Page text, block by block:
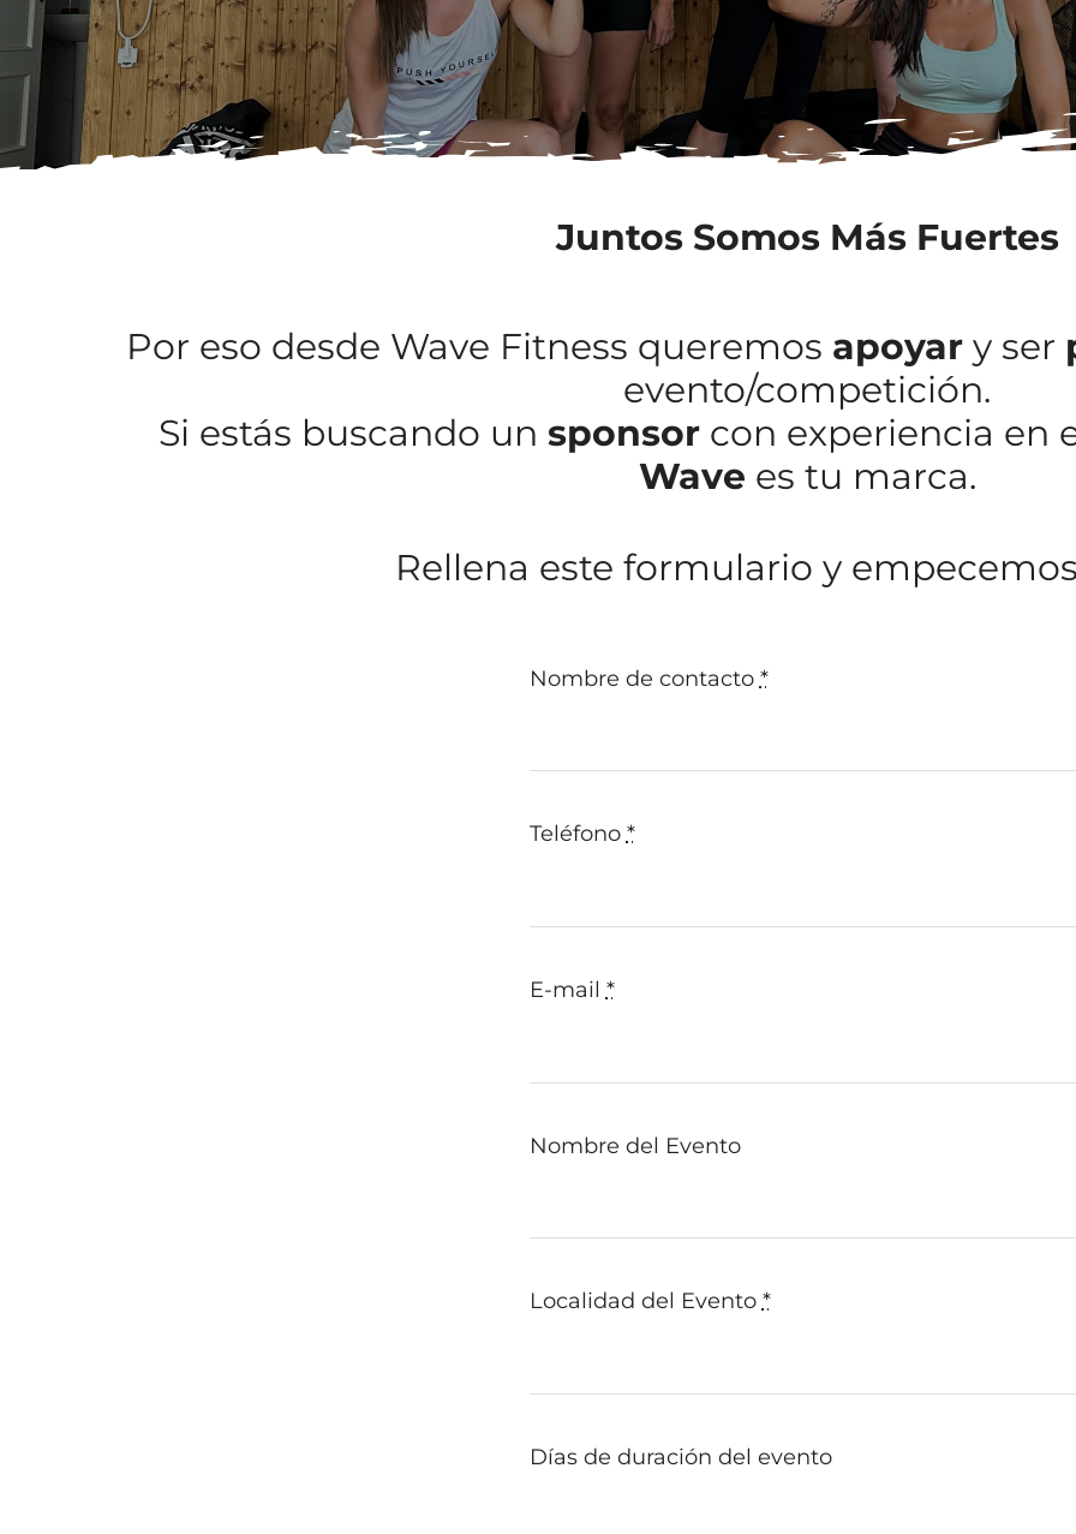
Juntos Somos Más Fuertes
Por eso desde Wave Fitness queremos apoyary ser
evento/competición.
Si estás buscando un sponsorcon experiencia en
Wave es tu marca.
Rellena este formulario y
Nombre de contacto *
Teléfono *
E-mail *
Nombre del Evento
Localidad del Evento*
Días de duración del evento